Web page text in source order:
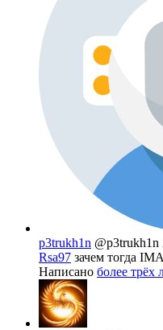
p3trukh1n @p3trukh1n
Rsa97 зачем тогда
Написано более трёх